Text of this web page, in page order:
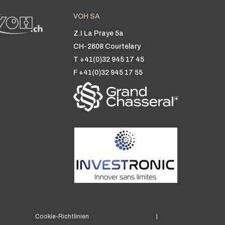
VOH SA
Z.I La Praye 5a
CH-2608 Courtelary
T +41(0)32 945 17 45
F +41(0)32 945 17 55
Cookie-Richtlinien |